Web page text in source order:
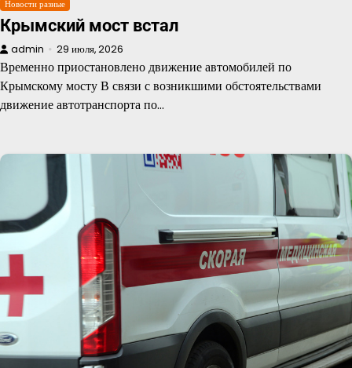
Новости разные
Крымский мост встал
admin 29 июля, 2026
Временно приостановлено движение автомобилей по
Крымскому мосту В связи с возникшими обстоятельствами
движение автотранспорта по…